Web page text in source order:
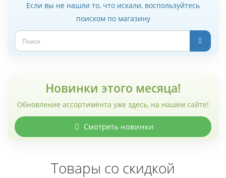
Если вы не нашли то, что искали, воспользуйтесь
поиском по магазину
Новинки этого месяца!
Обновление ассортимента уже здесь, на нашем сайте!
Смотреть новинки
Товары со скидкой